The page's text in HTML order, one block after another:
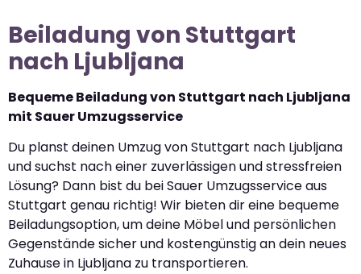
Beiladung von Stuttgart
nach Ljubljana
Bequeme Beiladung von Stuttgart nach Ljubljana
mit Sauer Umzugsservice
Du planst deinen Umzug von Stuttgart nach Ljubljana
und suchst nach einer zuverlässigen und stressfreien
Lösung? Dann bist du bei Sauer Umzugsservice aus
Stuttgart genau richtig! Wir bieten dir eine bequeme
Beiladungsoption, um deine Möbel und persönlichen
Gegenstände sicher und kostengünstig an dein neues
Zuhause in Ljubljana zu transportieren.